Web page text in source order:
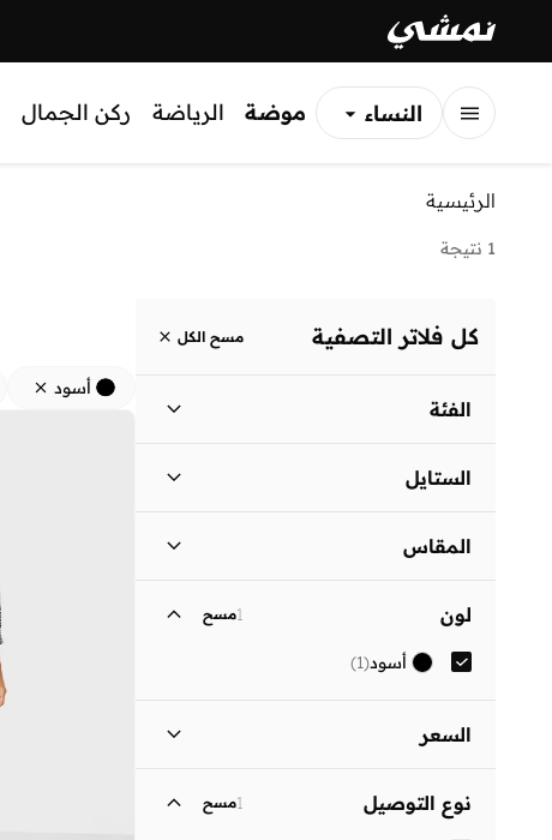
النساء
موضة الرياضة ركن الجمال
الرئيسية
1 نتيجة
كل فلاتر التصفية مسح الكل
الفئة
نساء
الستايل
المقاس
M
(
)
لون 1مسح
أسود(
1
)
السعر
ر.ع
نوع التوصيل 1مسح
أسود